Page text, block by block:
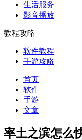
生活服务
影音播放
教程攻略
软件教程
手游攻略
首页
软件
手游
文章
率土之滨怎么